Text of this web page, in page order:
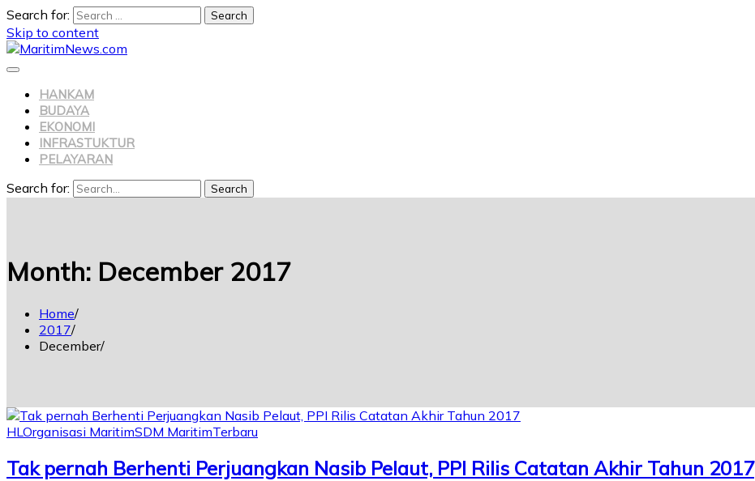
Search for:
Skip to content
HANKAM
BUDAYA
EKONOMI
INFRASTUKTUR
PELAYARAN
Search for: Search
Month: December 2017
Home
2017
December
HL Organisasi MaritimSDM MaritimTerbaru
Tak pernah Berhenti Perjuangkan Nasib Pelaut, PPI Rilis Catatan Akhir Tahun 2017